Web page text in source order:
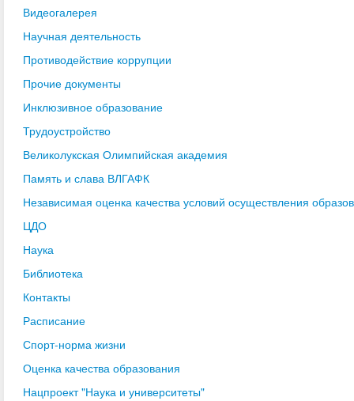
Видеогалерея
Научная деятельность
Противодействие коррупции
Прочие документы
Инклюзивное образование
Трудоустройство
Великолукская Олимпийская академия
Память и слава ВЛГАФК
Независимая оценка качества условий осуществления
ЦДО
Наука
Библиотека
Контакты
Расписание
Спорт-норма жизни
Оценка качества образования
Нацпроект "Наука и университеты"